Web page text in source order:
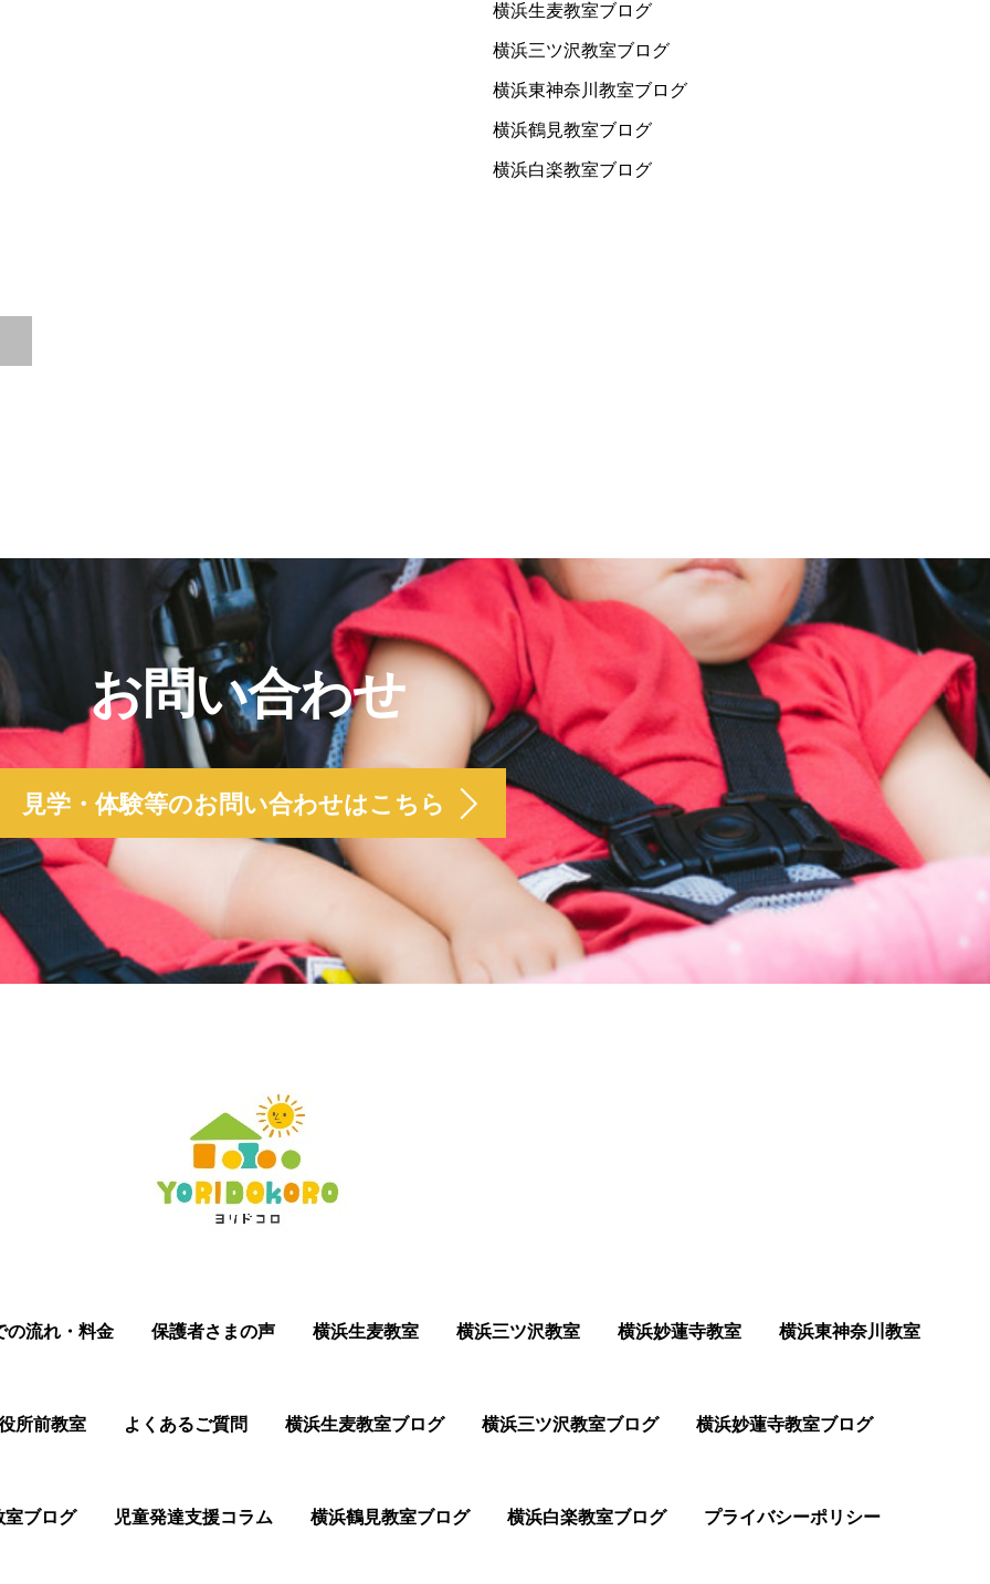
横浜生麦教室ブログ
横浜三ツ沢教室ブログ
横浜東神奈川教室ブログ
横浜鶴見教室ブログ
横浜白楽教室ブログ
お問い合わせ
見学・体験等のお問い合わせはこちら
の流れ・料金 保護者さまの声 横浜生麦教室 横浜三ツ沢教室 横浜妙蓮寺教室 横浜東神奈川教室
所前教室 よくあるご質問 横浜生麦教室ブログ 横浜三ツ沢教室ブログ 横浜妙蓮寺教室ブログ
室ブログ 児童発達支援コラム 横浜鶴見教室ブログ 横浜白楽教室ブログ プライバシーポリシー